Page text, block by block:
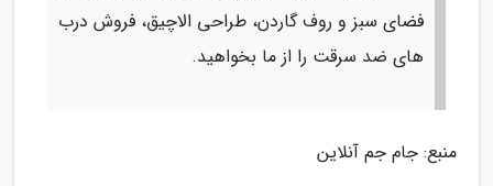
فضای سبز و روف گاردن، طراحی الاچیق، فروش درب
های ضد سرقت را از ما بخواهید.
منبع: جام جم آنلاین